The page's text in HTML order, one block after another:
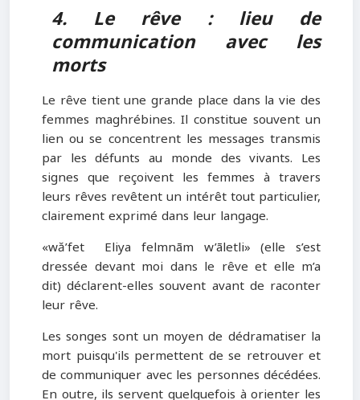
4. Le rêve : lieu de
communication avec les
morts
Le rêve tient une grande place dans la vie des
femmes maghrébines. Il constitue souvent un
lien ou se concentrent les messages transmis
par les défunts au monde des vivants. Les
signes que reçoivent les femmes à travers
leurs rêves revêtent un intérêt tout particulier,
clairement exprimé dans leur langage.
«wă’fet Eliya felmnām w’āletli» (elle s’est
dressée devant moi dans le rêve et elle m’a
dit) déclarent-elles souvent avant de raconter
leur rêve.
Les songes sont un moyen de dédramatiser la
mort puisqu'ils permettent de se retrouver et
de communiquer avec les personnes décédées.
En outre, ils servent quelquefois à orienter les